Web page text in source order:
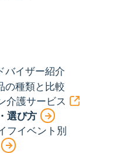
バイザー紹介
の種類と比較
介護サービス
選び方
フイベント別